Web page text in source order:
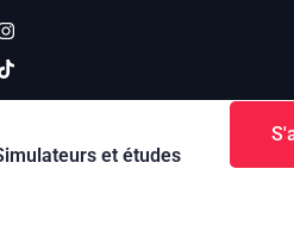
et études